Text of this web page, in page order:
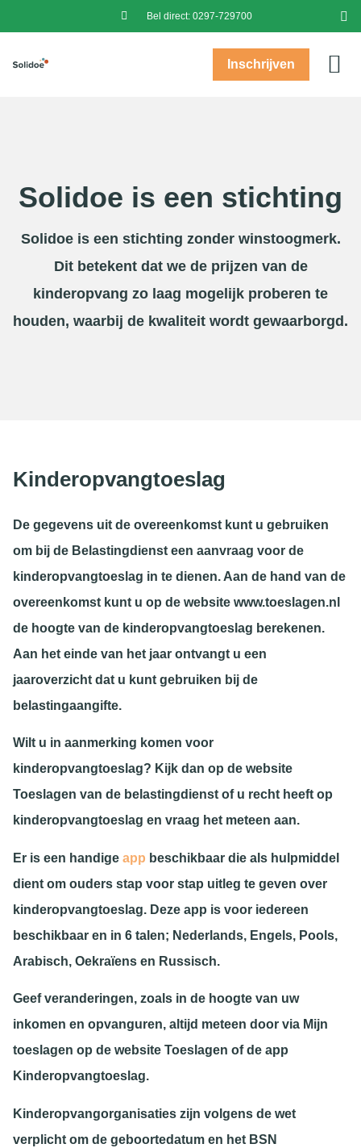
Bel direct: 0297-729700
Inschrijven
Solidoe is een stichting
Solidoe is een stichting zonder winstoogmerk.
Dit betekent dat we de prijzen van de
kinderopvang zo laag mogelijk proberen te
houden, waarbij de kwaliteit wordt gewaarborgd.
Kinderopvangtoeslag
De gegevens uit de overeenkomst kunt u gebruiken
om bij de Belastingdienst een aanvraag voor de
kinderopvangtoeslag in te dienen. Aan de hand van de
overeenkomst kunt u op de website www.toeslagen.nl
de hoogte van de kinderopvangtoeslag berekenen.
Aan het einde van het jaar ontvangt u een
jaaroverzicht dat u kunt gebruiken bij de
belastingaangifte.
Wilt u in aanmerking komen voor
kinderopvangtoeslag? Kijk dan op de website
Toeslagen van de belastingdienst of u recht heeft op
kinderopvangtoeslag en vraag het meteen aan.
Er is een handige app beschikbaar die als hulpmiddel
dient om ouders stap voor stap uitleg te geven over
kinderopvangtoeslag. Deze app is voor iedereen
beschikbaar en in 6 talen; Nederlands, Engels, Pools,
Arabisch, Oekraïens en Russisch.
Geef veranderingen, zoals in de hoogte van uw
inkomen en opvanguren, altijd meteen door via Mijn
toeslagen op de website Toeslagen of de app
Kinderopvangtoeslag.
Kinderopvangorganisaties zijn volgens de wet
verplicht om de geboortedatum en het BSN